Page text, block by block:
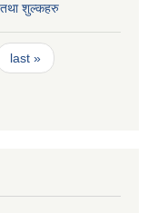
शुल्कहरु
last »